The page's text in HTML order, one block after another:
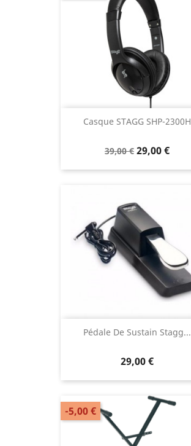
Casque STAGG SHP-2300H
39,00 € 29,00 €
Pédale De Sustain Stagg...
29,00 €
-5,00 €